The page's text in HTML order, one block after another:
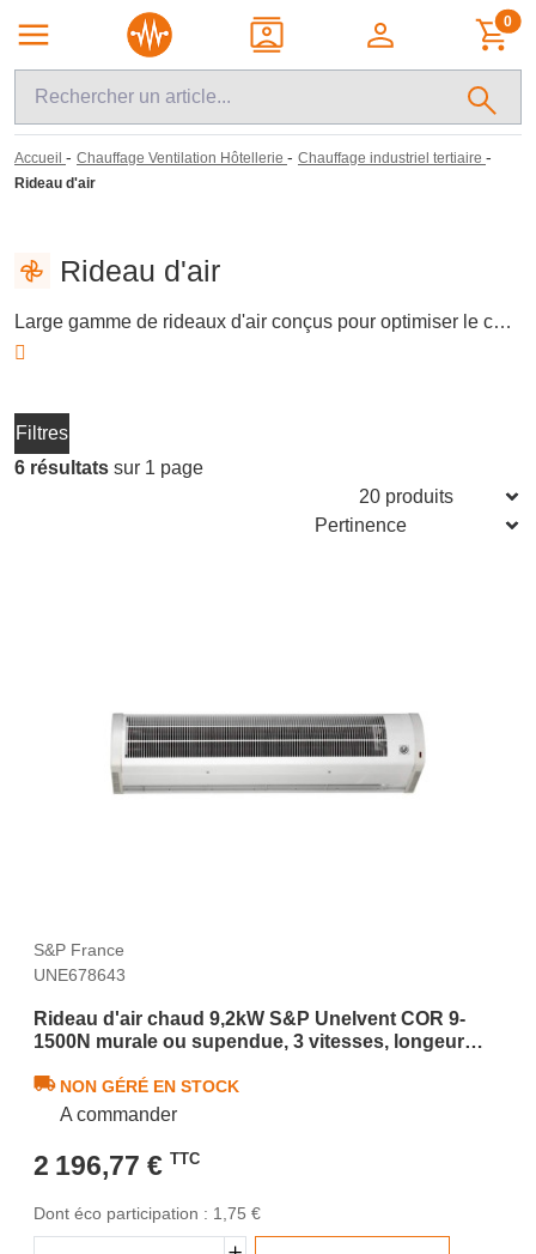
0
Accueil - Chauffage Ventilation Hôtellerie - Chauffage industriel tertiaire -
Rideau d'air
Rideau d'air
Large gamme de rideaux d'air conçus pour optimiser le confort thermique et l'efficacité énergétique dans les environnements commerciaux. Ces dispositifs créent une barrière d'air invisible, empêchant l'air extérieur d'entrer tout en permettant une circulation fluide des personnes et des véhicules. Idéals pour les entrées de magasins, restaurants et hôtels, ils assurent une isolation efficace entre l'intérieur et l'extérieur.
Filtres
6 résultats sur 1 page
S&P France
UNE678643
Rideau d'air chaud 9,2kW S&P Unelvent COR 9-
1500N murale ou supendue, 3 vitesses, longeur
NON GÉRÉ EN STOCK
A commander
2 196,77 € TTC
Dont éco participation : 1,75 €